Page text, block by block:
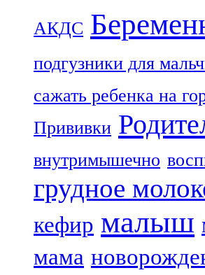
АКДС
подгузники для
сажать ребенка на
Прививки
внутримышечно
грудное
кефир малыш
мама